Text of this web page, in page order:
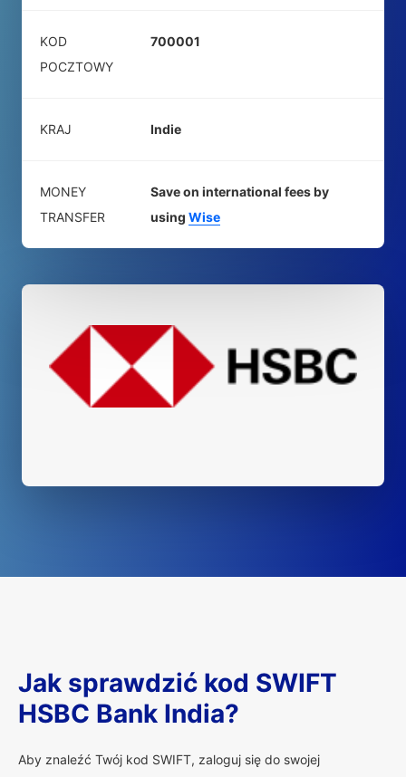
KOD
POCZTOWY
700001
KRAJ Indie
MONEY
TRANSFER
Save on international fees by
using Wise
Jak sprawdzić kod SWIFT
HSBC Bank India?
Aby znaleźć Twój kod SWIFT, zaloguj się do swojej